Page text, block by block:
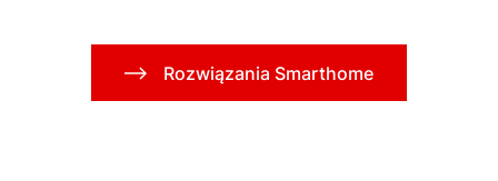
Rozwiązania Smarthome